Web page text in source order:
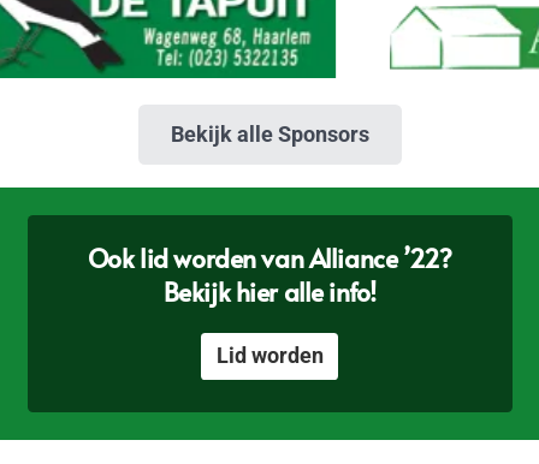
Bekijk alle Sponsors
Ook lid worden van Alliance ’22?
Bekijk hier alle info!
Lid worden